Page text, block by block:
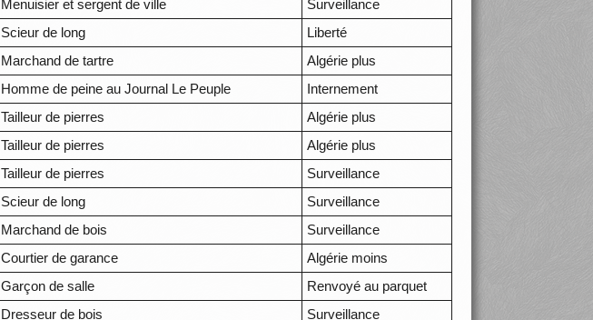
Menuisier et sergent de ville
Surveillance
Scieur de long
Liberté
Marchand de tartre
Algérie plus
Homme de peine au Journal Le Peuple
Internement
Tailleur de pierres
Algérie plus
Tailleur de pierres
Algérie plus
Tailleur de pierres
Surveillance
Scieur de long
Surveillance
Marchand de bois
Surveillance
Courtier de garance
Algérie moins
Garçon de salle
Renvoyé au parquet
Dresseur de bois
Surveillance